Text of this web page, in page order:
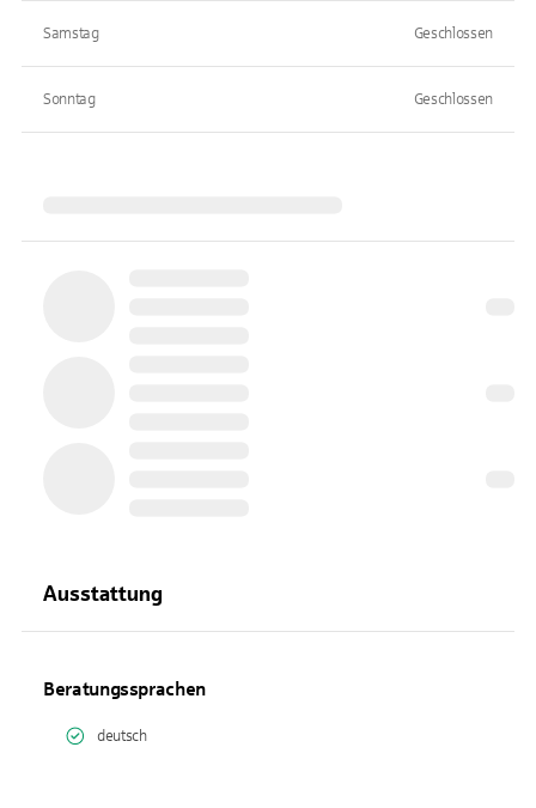
Samstag Geschlossen
Sonntag Geschlossen
Ausstattung
Beratungssprachen
deutsch